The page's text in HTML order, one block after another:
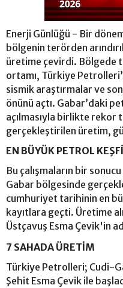
Enerji Günlüğü - Bir
bölgenin terörden
üretime çevirdi. Bölgede
ortamı, Türkiye
sismik araştırmalar ve
önünü açtı. Gabar’daki
açılmasıyla birlikte rekor
gerçekleştirilen üretim,
EN BÜYÜK PETROL KEŞFİ
Bu çalışmaların bir sonucu
Gabar bölgesinde
cumhuriyet tarihinin en
kayıtlara geçti. Üretime
Üstçavuş Esma Çevik'in
7 SAHADA ÜRETİM
Türkiye Petrolleri; Cudi-
Şehit Esma Çevik ile